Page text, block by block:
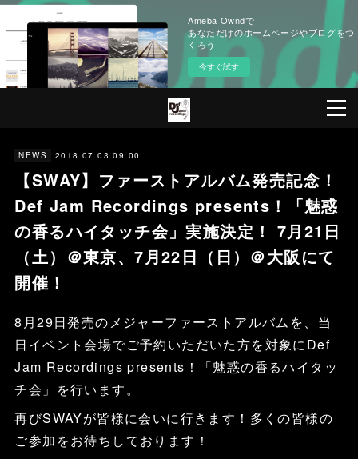
Ameba Owndで
あなただけのホームページやブログをつ
くろう
今すぐ試す
NEWS 2018.07.03 09:00
【SWAY】ファーストアルバム発売記念！
Def Jam Recordings presents！「魅惑
の香るハイタッチ会」実施決定！ 7月21日
（土）＠東京、7月22日（日）＠大阪にて
開催！
8月29日発売のメジャーファーストアルバムを、当
日イベント会場でご予約いただいた方を対象にDef
Jam Recordings presents！「魅惑の香るハイタッ
チ会」を行います。
再びSWAYが皆様に会いに行きます！多くの皆様の
ご参加をお待ちしております！